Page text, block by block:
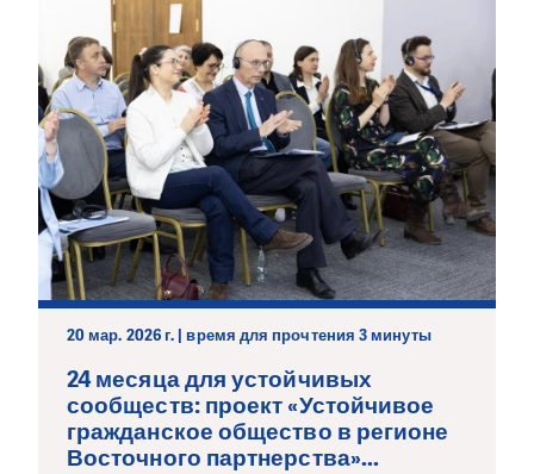
20 мар. 2026 г. | время для прочтения 3 минуты
24 месяца для устойчивых
сообществ: проект «Устойчивое
гражданское общество в регионе
Восточного партнерства»...